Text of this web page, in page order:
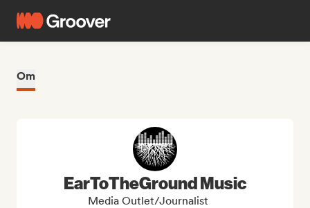
Om
EarToTheGround Music
Media Outlet/Journalist